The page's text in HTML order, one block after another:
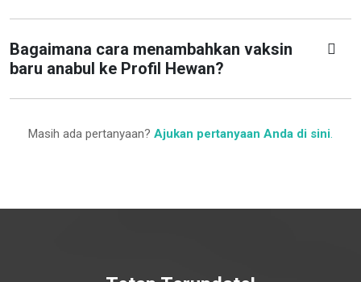
Bagaimana cara menambahkan vaksin
baru anabul ke Profil Hewan?
Masih ada pertanyaan? Ajukan pertanyaan Anda di sini.